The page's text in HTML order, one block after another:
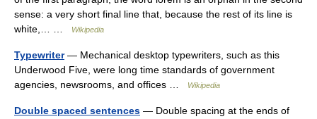
sense: a very short final line that, because the rest of its line is
white,… …
Wikipedia
Typewriter— Mechanical desktop typewriters, such as this
Underwood Five, were long time standards of government
agencies, newsrooms, and offices …
Wikipedia
Double spaced sentences — Double spacing at the ends of